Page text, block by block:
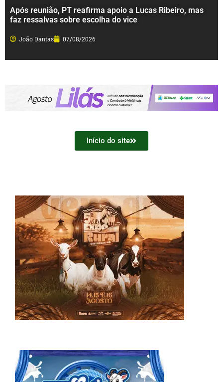
Após reunião, PT reafirma apoio a Lucas Ribeiro, mas
faz ressalvas sobre escolha do vice
João Dantas 07/08/2026
Início do site